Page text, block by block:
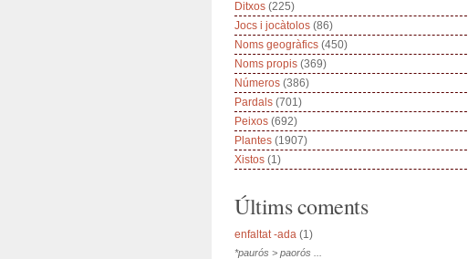
Ditxos (225)
Jocs i jocàtolos (86)
Noms geogràfics (450)
Noms propis (369)
Números (386)
Pardals (701)
Peixos (692)
Plantes (1907)
Xistos (1)
Últims coments
enfaltat -ada (1)
*paurós > paorós ...